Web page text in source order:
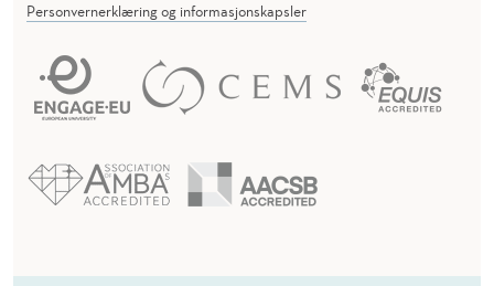
Personvernerklæring og informasjonskapsler